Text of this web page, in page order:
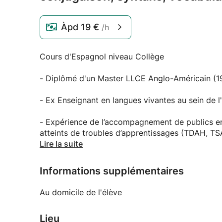
Àpd 19 € /h
Cours d'Espagnol niveau Collège
- Diplômé d'un Master LLCE Anglo-Américain
- Ex Enseignant en langues vivantes au sein de
- Expérience de l’accompagnement de publics en difficulté : renforcement scolaire auprès d’élèves
atteints de troubles d’apprentissages (TDAH,
"Adaptation au profil de l'élève et à disposition
des bases grammaticales, syntaxe,
exercices sur des supports variés, travail de
parvenir à une aisance rédactionnelle et
Lire la suite
Informations supplémentaires
Au domicile de l'élève
Lieu